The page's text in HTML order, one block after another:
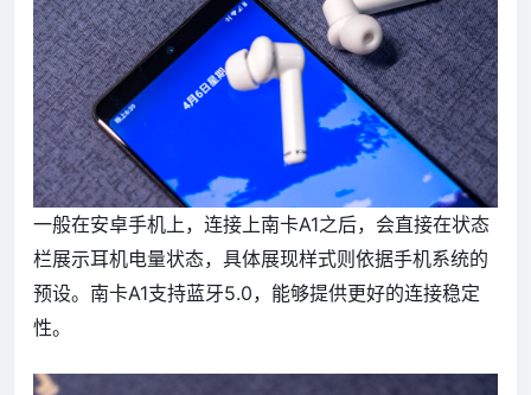
一般在安卓手机上，连接上南卡A1之后，会直接在状态
栏展示耳机电量状态，具体展现样式则依据手机系统的
预设。南卡A1支持蓝牙5.0，能够提供更好的连接稳定
性。